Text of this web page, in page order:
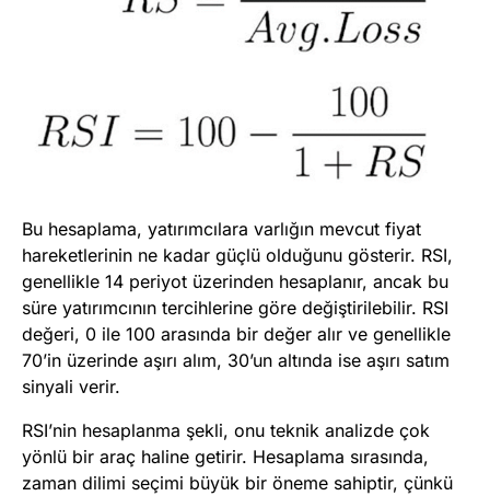
Bu hesaplama, yatırımcılara varlığın mevcut fiyat
hareketlerinin ne kadar güçlü olduğunu gösterir. RSI,
genellikle 14 periyot üzerinden hesaplanır, ancak bu
süre yatırımcının tercihlerine göre değiştirilebilir. RSI
değeri, 0 ile 100 arasında bir değer alır ve genellikle
70’in üzerinde aşırı alım, 30’un altında ise aşırı satım
sinyali verir.
RSI’nin hesaplanma şekli, onu teknik analizde çok
yönlü bir araç haline getirir. Hesaplama sırasında,
zaman dilimi seçimi büyük bir öneme sahiptir, çünkü